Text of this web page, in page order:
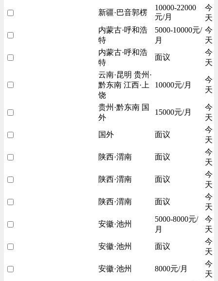
新疆·巴音郭楞
10000-22000
元/月
今
天
内蒙古·呼和浩
特
5000-10000元/
月
今
天
内蒙古·呼和浩
特
面议
今
天
云南·昆明 贵州·
黔东南 江西·上
饶
10000元/月
今
天
贵州·黔东南 国
外
15000元/月
今
天
国外 面议
今
天
陕西·渭南 面议
今
天
陕西·渭南 面议
今
天
陕西·渭南 面议
今
天
安徽·池州
5000-8000元/
月
今
天
安徽·池州 面议
今
天
安徽·池州 8000元/月
今
天